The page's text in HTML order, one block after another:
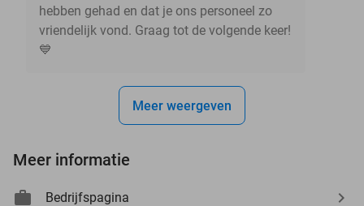
hebben gehad en dat je ons personeel zo
vriendelijk vond. Graag tot de volgende keer!
💙
Meer weergeven
Meer informatie
Bedrijfspagina